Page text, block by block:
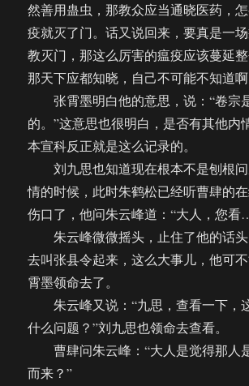
然善用蛊虫，那教众应当通晓医药，
疫就灭了门。话又说回来，要真是一
教灭门，那这么厉害的瘟疫应该蔓延整
那天下应都知晓，自己不可能不知道啊
张霄墨明白他的意思，说：“卷宗
的。”这意思也很明白，是否有其他内
本宣科反正就是这么记录的。
刘九思也知道现在根本不是刨根问
情的时候，此时朱鹤松已经听曹肆的
伤口了，他问朱云峰道：“大人，您
朱云峰微微摇头，止住了他的话头
去叫张县令起来，这么大事儿，他可
霄墨领命去了。
朱云峰又说：“九思，查看一下，
什么问题？”刘九思也领命去查看。
曹肆问朱云峰：“大人是觉得那人
而来？”